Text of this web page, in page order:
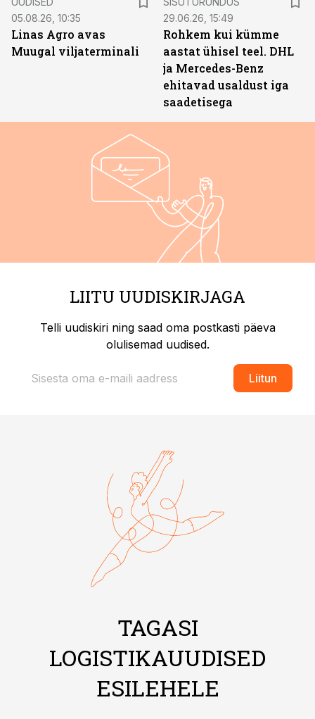
05.08.26, 10:35
Linas Agro avas
Muugal viljaterminali
29.06.26, 15:49
Rohkem kui kümme
aastat ühisel teel. DHL
ja Mercedes-Benz
ehitavad usaldust iga
saadetisega
LIITU UUDISKIRJAGA
Telli uudiskiri ning saad oma postkasti päeva
olulisemad uudised.
Liitun
TAGASI
LOGISTIKAUUDISED
ESILEHELE